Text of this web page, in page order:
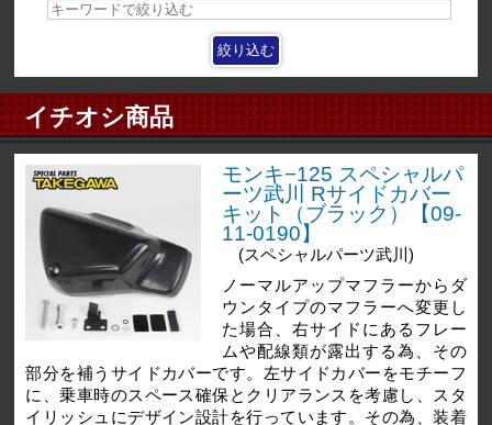
イチオシ商品
モンキ−125 スペシャルパ
ーツ武川 Rサイドカバー
キット（ブラック）【09-
11-0190】
(スペシャルパーツ武川)
ノーマルアップマフラーからダ
ウンタイプのマフラーへ変更し
た場合、右サイドにあるフレー
ムや配線類が露出する為、その
部分を補うサイドカバーです。左サイドカバーをモチーフ
に、乗車時のスペース確保とクリアランスを考慮し、スタ
イリッシュにデザイン設計を行っています。その為、装着